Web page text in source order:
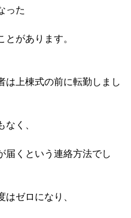
った
があります。
は上棟式の前に転勤しまし
く、
届くという連絡方法でし
ゼロになり、